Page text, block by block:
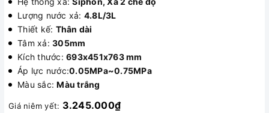
Lượng nước xả: 4.8L/3L
Thiết kế: Thân dài
Tâm xả: 305mm
Kích thước: 693x451x763 mm
Áp lực nước:0.05MPa~0.75MPa
Màu sắc:Màu trắng
Giá niêm yết: 3.245.000₫